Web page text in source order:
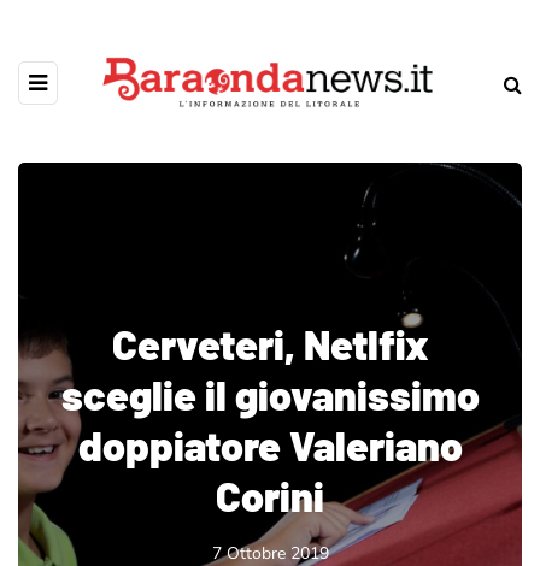
Cerveteri, Netlfix
sceglie il giovanissimo
doppiatore Valeriano
Corini
7 Ottobre 2019